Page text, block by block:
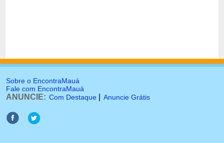
Sobre o EncontraMauá
Fale com EncontraMauá
ANUNCIE: Com Destaque Anuncie Grátis